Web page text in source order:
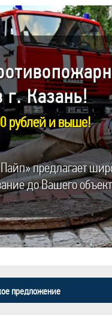
г. Казань!
рублей и выше!
предлагает
до Вашего
предложение